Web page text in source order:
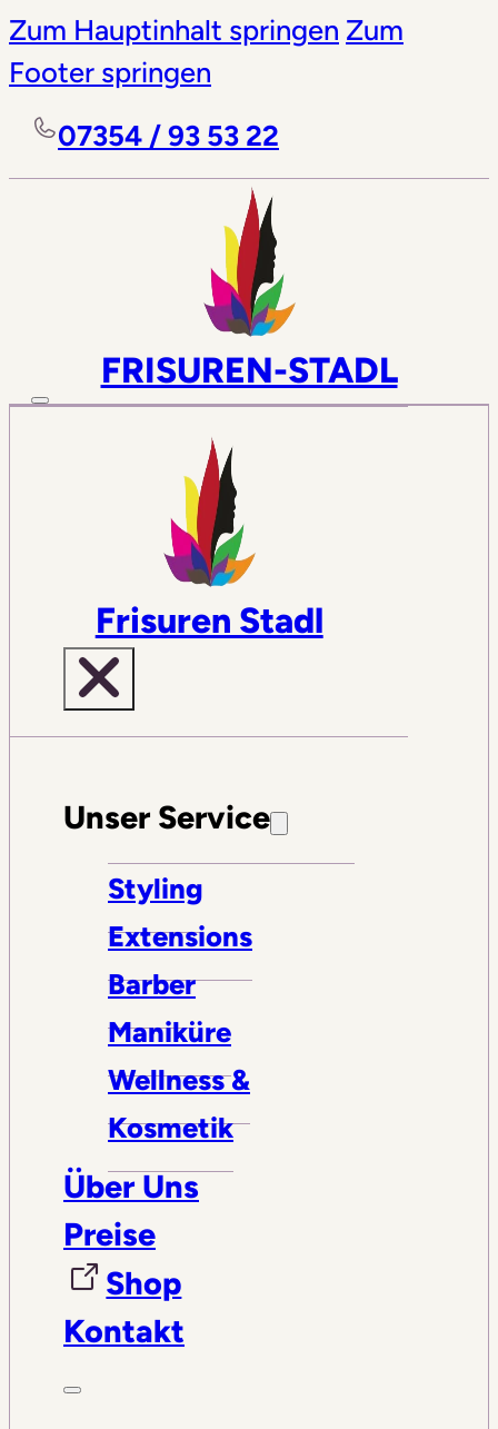
Zum Hauptinhalt springen Zum
Footer springen
07354 / 93 53 22
FRISUREN-STADL
Frisuren Stadl
Unser Service
Styling
Extensions
Barber
Maniküre
Wellness &
Kosmetik
Über Uns
Preise
Shop
Kontakt